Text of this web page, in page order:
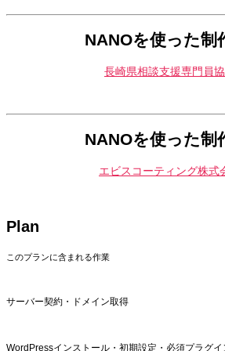
NANOを使った制
長崎県相談支援専門員
NANOを使った制
エビスコーティング株式
Plan
このプランに含まれる作業
サーバー契約・ドメイン取得
WordPressインストール・初期設定・必須プラグ